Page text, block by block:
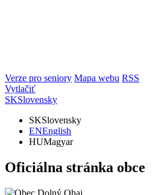
Verze pro seniory Mapa webu RSS
Vytlačiť
SKSlovensky
SKSlovensky
ENEnglish
HUMagyar
Oficiálna stránka obce